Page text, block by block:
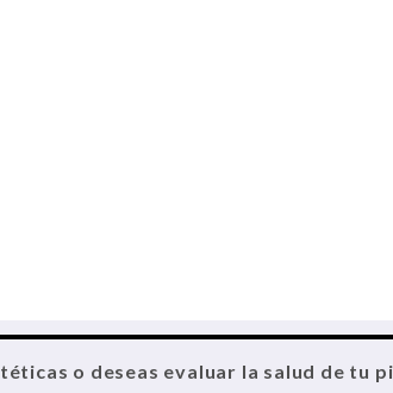
o deseas evaluar la salud de